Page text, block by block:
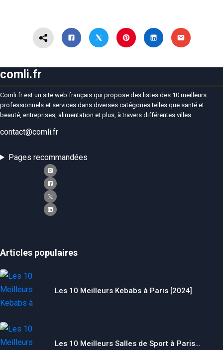
comli.fr
Comli.fr est un site web français qui propose des listes des 10 meilleurs
professionnels et services dans diverses catégories telles que santé et
beauté, entreprises, alimentation et plus, à travers différentes villes.
contact@comli.fr
Pages recommandées
Articles populaires
Les 10 Meilleurs Kebabs à Paris [2024]
Les 10 Meilleurs Salles de Sport à Paris…